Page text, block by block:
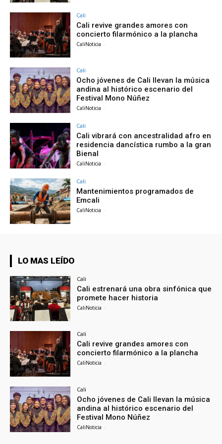
Cali
Cali revive grandes amores con
concierto filarmónico a la plancha
CaliNoticia -
Cali
Ocho jóvenes de Cali llevan la música
andina al histórico escenario del
Festival Mono Núñez
CaliNoticia -
Cali
Cali vibrará con ancestralidad afro en
residencia dancística rumbo a la gran
Bienal
CaliNoticia -
Cali
Mantenimientos programados de
Emcali
CaliNoticia -
LO MAS LEÍDO
Cali
Cali estrenará una obra sinfónica que
promete hacer historia
CaliNoticia -
Cali
Cali revive grandes amores con
concierto filarmónico a la plancha
CaliNoticia -
Cali
Ocho jóvenes de Cali llevan la música
andina al histórico escenario del
Festival Mono Núñez
CaliNoticia -